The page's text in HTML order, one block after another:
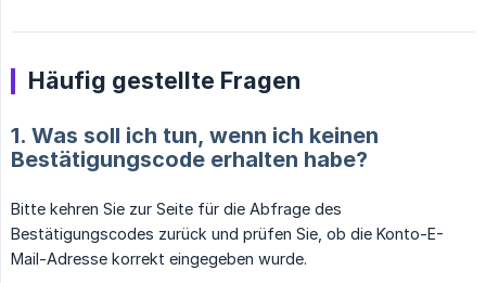
Häufig gestellte Fragen
1. Was soll ich tun, wenn ich keinen
Bestätigungscode erhalten habe?
Bitte kehren Sie zur Seite für die Abfrage des
Bestätigungscodes zurück und prüfen Sie, ob die Konto-E-
Mail-Adresse korrekt eingegeben wurde.